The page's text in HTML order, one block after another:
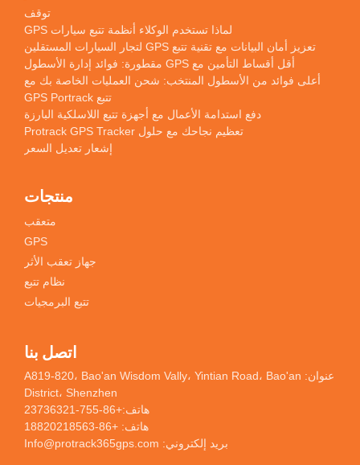
توقف
لماذا تستخدم الوكلاء أنظمة تتبع سيارات GPS
تعزيز أمان البيانات مع تقنية تتبع GPS لتجار السيارات المستقلين
أقل أقساط التأمين مع GPS مقطورة: فوائد إدارة الأسطول
أعلى فوائد من الأسطول المنتخب: شحن العمليات الخاصة بك مع
تتبع GPS Portrack
دفع استدامة الأعمال مع أجهزة تتبع اللاسلكية البارزة
تعظيم نجاحك مع حلول Protrack GPS Tracker
إشعار تعديل السعر
منتجات
متعقب
GPS
جهاز تعقب الأثر
نظام تتبع
تتبع البرمجيات
اتصل بنا
عنوان: A819-820، Bao'an Wisdom Vally، Yintian Road، Bao'an
District، Shenzhen
هاتف:+86-755-23736321
هاتف: +86-18820218563
بريد إلكتروني: Info@protrack365gps.com